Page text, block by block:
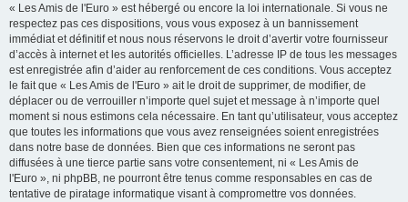
« Les Amis de l'Euro » est hébergé ou encore la loi internationale. Si vous ne
respectez pas ces dispositions, vous vous exposez à un bannissement
immédiat et définitif et nous nous réservons le droit d’avertir votre fournisseur
d’accès à internet et les autorités officielles. L’adresse IP de tous les messages
est enregistrée afin d’aider au renforcement de ces conditions. Vous acceptez
le fait que « Les Amis de l'Euro » ait le droit de supprimer, de modifier, de
déplacer ou de verrouiller n’importe quel sujet et message à n’importe quel
moment si nous estimons cela nécessaire. En tant qu’utilisateur, vous acceptez
que toutes les informations que vous avez renseignées soient enregistrées
dans notre base de données. Bien que ces informations ne seront pas
diffusées à une tierce partie sans votre consentement, ni « Les Amis de
l'Euro », ni phpBB, ne pourront être tenus comme responsables en cas de
tentative de piratage informatique visant à compromettre vos données.